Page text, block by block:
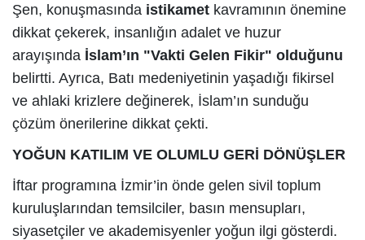
Şen, konuşmasında istikamet kavramının önemine
dikkat çekerek, insanlığın adalet ve huzur
arayışında İslam’ın "Vakti Gelen Fikir" olduğunu
belirtti. Ayrıca, Batı medeniyetinin yaşadığı fikirsel
ve ahlaki krizlere değinerek, İslam’ın sunduğu
çözüm önerilerine dikkat çekti.
YOĞUN KATILIM VE OLUMLU GERİ DÖNÜŞLER
İftar programına İzmir’in önde gelen sivil toplum
kuruluşlarından temsilciler, basın mensupları,
siyasetçiler ve akademisyenler yoğun ilgi gösterdi.